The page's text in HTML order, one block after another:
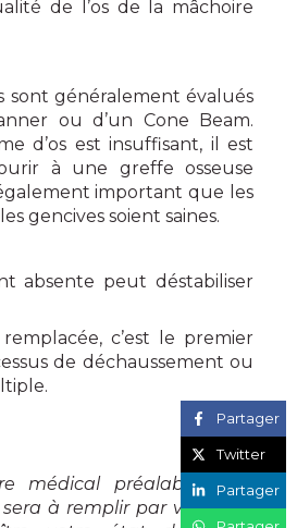
de l’os de la mâchoire
sont généralement évalués
ou d’un Cone Beam.
d’os est insuffisant, il est
à une greffe osseuse
important que les
gencives soient saines.
absente peut déstabiliser
c’est le premier
de déchaussement ou
médical préalable à la
à remplir par vos soins
Partager
Twitter
Partager